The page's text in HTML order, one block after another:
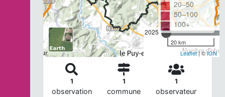
2025
Nombre
20–50
50–100
100+
20 km
Leaflet| ©IGN
1
observation
1
commune
1
observateur